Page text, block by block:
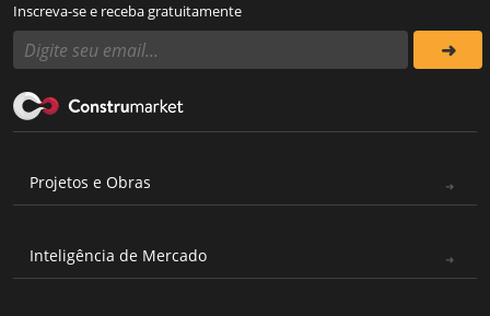
Inscreva-se e receba gratuitamente
Projetos e Obras
Inteligência de Mercado